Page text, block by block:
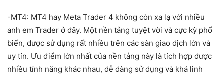
-MT4: MT4 hay Meta Trader 4 không còn xa lạ với nhiều
anh em Trader ở đây. Một nền tảng tuyệt vời và cực kỳ phổ
biến, được sử dụng rất nhiều trên các sàn giao dịch lớn và
uy tín. Ưu điểm lớn nhất của nền tảng này là tích hợp được
nhiều tính năng khác nhau, dễ dàng sử dụng và khá linh